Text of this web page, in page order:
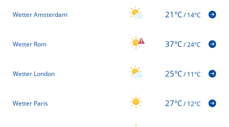
Wetter Amsterdam 21°C/14°C
Wetter Rom 37°C/24°C
Wetter London 25°C/11°C
Wetter Paris 27°C/12°C